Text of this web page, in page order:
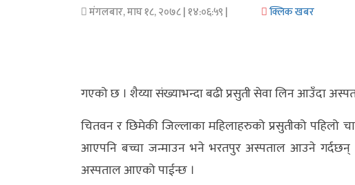
मंगलबार, माघ १८, २०७८| १४:०६:५९ | क्लिक खबर
गएको छ । शैय्या संख्याभन्दा बढी प्रसुती सेवा लिन आउँदा
चितवन र छिमेकी जिल्लाका महिलाहरुको प्रसुतीको पहिलो
आएपनि बच्चा जन्माउन भने भरतपुर अस्पताल आउने गर्दछन्
अस्पताल आएको पाईन्छ ।